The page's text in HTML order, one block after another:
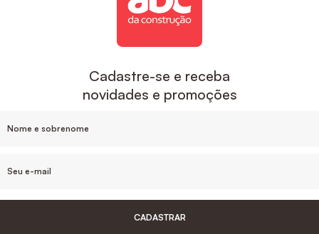
Cadastre-se e receba
novidades e promoções
CADASTRAR